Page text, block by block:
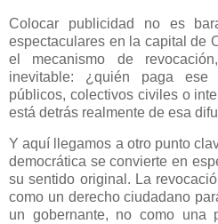
Colocar publicidad no es
espectaculares en la capital de
el mecanismo de
inevitable: ¿quién paga ese
públicos, colectivos civiles o
está detrás realmente de esa
Y aquí llegamos a otro punto
democrática se convierte en
su sentido original. La
como un derecho ciudadano
un gobernante, no como una